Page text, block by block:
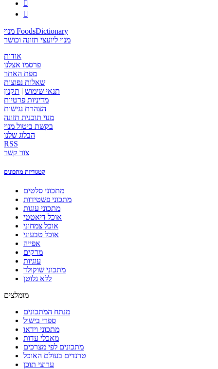


מנוי FoodsDictionary
מנוי ליועצי תזונה וכושר
אודות
פרסמו אצלנו
מפת האתר
שאלות נפוצות
תנאי שימוש | תקנון
מדיניות פרטיות
הצהרת נגישות
מנוי תוכנית תזונה
בקשת ביטול מנוי
הבלוג שלנו
RSS
צור קשר
קטגוריות מתכונים
מתכוני סלטים
מתכוני פשטידות
מתכוני עוגות
אוכל דיאטטי
אוכל צמחוני
אוכל טבעוני
אפייה
מרקים
עוגיות
מתכוני שוקולד
ללא גלוטן
מומלצים
מנתח המתכונים
ספרי בישול
מתכוני וידאו
מאכלי עדות
מתכונים לפי מצרכים
טרנדים בעולם האוכל
ערוצי תוכן